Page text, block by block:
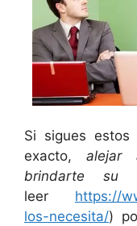
Si sigues estos
exacto,alejar
brindarte su
leer https://
los-necesita/)